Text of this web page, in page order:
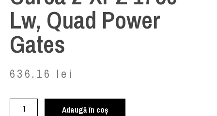
Lw, Quad Power
Gates
636.16 lei
Adaugă în coș